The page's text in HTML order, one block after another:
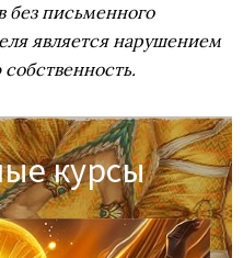
без письменного
является нарушением
курсы